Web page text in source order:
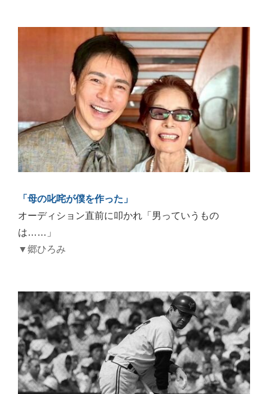
「母の叱咤が僕を作った」
オーディション直前に叩かれ「男っていうもの
は……」
▼郷ひろみ